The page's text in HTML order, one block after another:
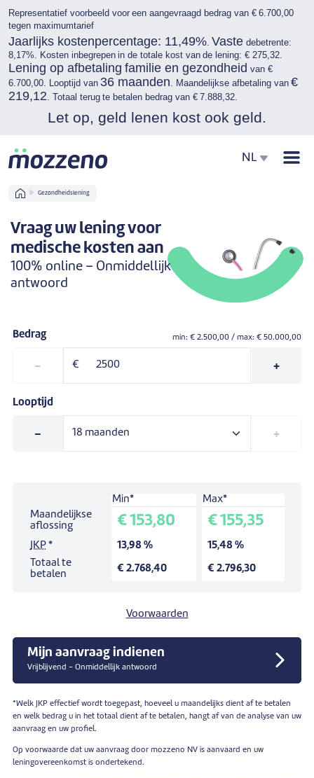
Representatief voorbeeld voor een aangevraagd bedrag van € 6.700,00
tegen maximumtarief
Jaarlijks kostenpercentage: 11,49%. Vaste debetrente:
8,17%. Kosten inbegrepen in de totale kost van de lening: € 275,32.
Lening op afbetaling familie en gezondheid van €
6.700,00. Looptijd van 36 maanden . Maandelijkse afbetaling van€
219,12 . Totaal terug te betalen bedrag van € 7.888,32.
Let op, geld lenen kost ook geld.
NL
Home
Gezondheidslening
Vraag uw lening voor
medische kosten aan
100% online – Onmiddellijk
antwoord
Bedrag min: € 2.500,00 / max: € 50.000,00
- € +
Looptijd
- +
Simulatie voor een lening van:
Looptijd:18 maanden.
Min*
Max*
Maandelijkse
aflossing
€ 153,80 € 155,35
JKP * 13,98 %
15,48 %
Totaal te
betalen
€ 2.768,40 € 2.796,30
Voorwaarden
Mijn aanvraag indienen
Vrijblijvend - Onmiddellijk antwoord
*Welk JKP effectief wordt toegepast, hoeveel u maandelijks dient af te betalen
en welk bedrag u in het totaal dient af te betalen, hangt af van de analyse van uw
aanvraag en uw profiel.
Op voorwaarde dat uw aanvraag door mozzeno NV is aanvaard en uw
leningovereenkomst is ondertekend.